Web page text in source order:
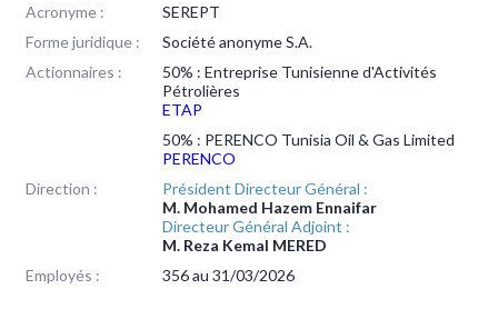
Acronyme :
SEREPT
Forme juridique :
Société anonyme S.A.
Actionnaires :
50% : Entreprise Tunisienne d'Activités
Pétrolières
ETAP
50% : PERENCO Tunisia Oil & Gas Limited
PERENCO
Direction :
Président Directeur Général :
M. Mohamed Hazem Ennaifar
Directeur Général Adjoint :
M. Reza Kemal MERED
Employés :
356 au 31/03/2026